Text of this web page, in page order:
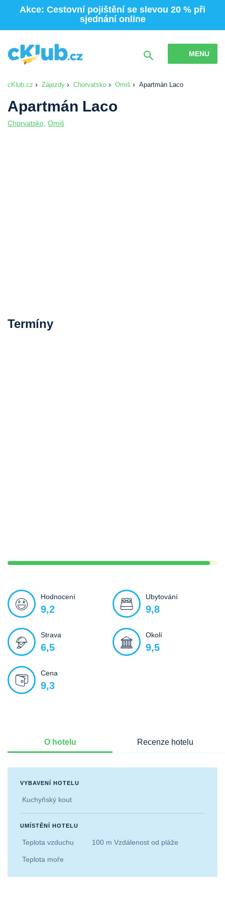
Akce: Cestovní pojištění se slevou 20 % při
sjednání online
MENU
cKlub.cz Zájezdy Chorvatsko Omiš Apartmán Laco
Apartmán Laco
Chorvatsko Omiš
Termíny
Hodnocení
9,2
Ubytování
9,8
Strava
6,5
Okolí
9,5
Cena
9,3
O hotelu Recenze hotelu
VYBAVENÍ HOTELU
Kuchyňský kout
UMÍSTĚNÍ HOTELU
Teplota vzduchu 100 m Vzdálenost od pláže
Teplota moře